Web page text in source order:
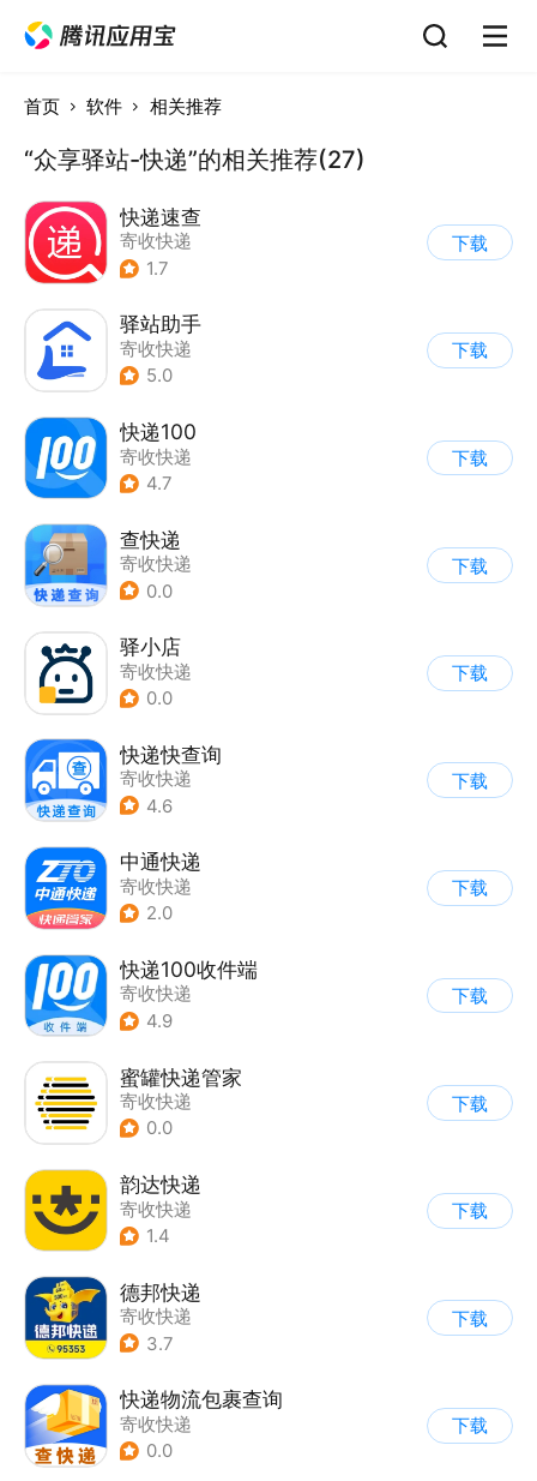
首页 软件 相关推荐
“众享驿站-快递”的相关推荐(27)
快递速查
寄收快递
1.7
下载
驿站助手
寄收快递
5.0
下载
快递100
寄收快递
4.7
下载
查快递
寄收快递
0.0
下载
驿小店
寄收快递
0.0
下载
快递快查询
寄收快递
4.6
下载
中通快递
寄收快递
2.0
下载
快递100收件端
寄收快递
4.9
下载
蜜罐快递管家
寄收快递
0.0
下载
韵达快递
寄收快递
1.4
下载
德邦快递
寄收快递
3.7
下载
快递物流包裹查询
寄收快递
0.0
下载